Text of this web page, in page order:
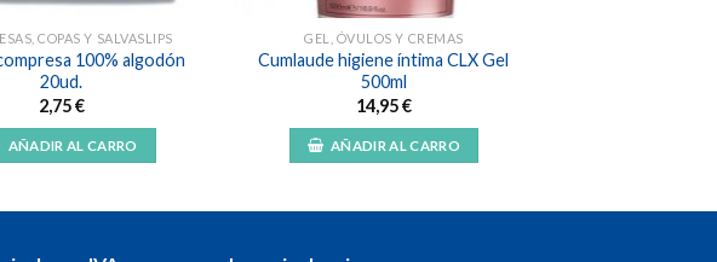
COPAS Y SALVASLIPS
100% algodón
20ud.
2,75€
AÑADIR AL CARRO
GEL, ÓVULOS Y CREMAS
Cumlaude higiene íntima CLX Gel
500ml
14,95€
AÑADIR AL CARRO